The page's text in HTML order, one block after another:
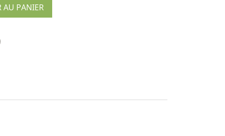
AU PANIER